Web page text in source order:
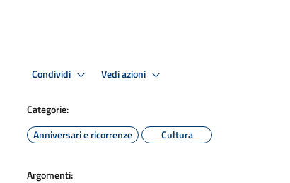
Condividi Vedi azioni
Categorie:
Anniversari e ricorrenze
Cultura
Argomenti: